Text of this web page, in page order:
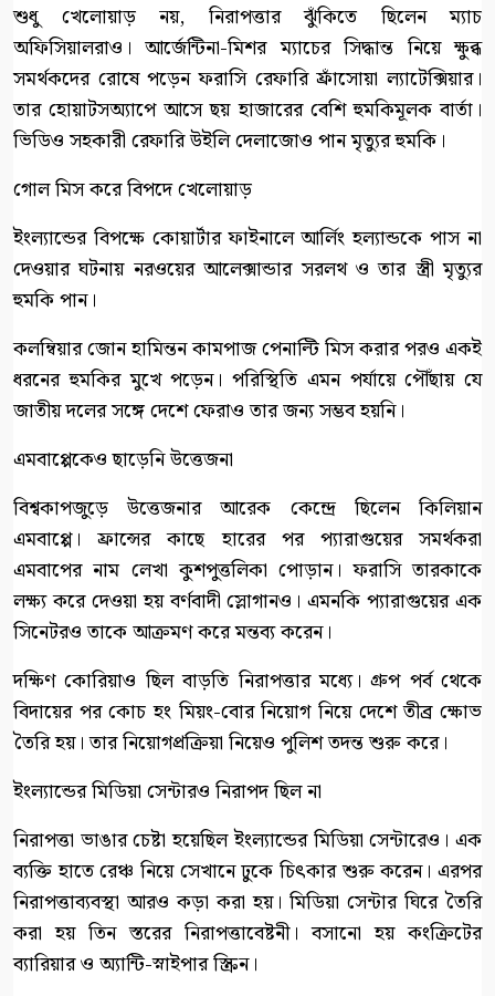
শুধু খেলোয়াড় নয়, নিরাপত্তার ঝুঁকিতে ছিলেন ম্যাচ
অফিসিয়ালরাও। আর্জেন্টিনা-মিশর ম্যাচের সিদ্ধান্ত নিয়ে ক্ষুব্ধ
সমর্থকদের রোষে পড়েন ফরাসি রেফারি ফ্রাঁসোয়া ল্যাটেক্সিয়ার।
তার হোয়াটসঅ্যাপে আসে ছয় হাজারের বেশি হুমকিমূলক বার্তা।
ভিডিও সহকারী রেফারি উইলি দেলাজোও পান মৃত্যুর হুমকি।
গোল মিস করে বিপদে খেলোয়াড়
ইংল্যান্ডের বিপক্ষে কোয়ার্টার ফাইনালে আর্লিং হল্যান্ডকে পাস না
দেওয়ার ঘটনায় নরওয়ের আলেক্সান্ডার সরলথ ও তার স্ত্রী মৃত্যুর
হুমকি পান।
কলম্বিয়ার জোন হামিন্তন কামপাজ পেনাল্টি মিস করার পরও একই
ধরনের হুমকির মুখে পড়েন। পরিস্থিতি এমন পর্যায়ে পৌঁছায় যে
জাতীয় দলের সঙ্গে দেশে ফেরাও তার জন্য সম্ভব হয়নি।
এমবাপ্পেকেও ছাড়েনি উত্তেজনা
বিশ্বকাপজুড়ে উত্তেজনার আরেক কেন্দ্রে ছিলেন কিলিয়ান
এমবাপ্পে। ফ্রান্সের কাছে হারের পর প্যারাগুয়ের সমর্থকরা
এমবাপের নাম লেখা কুশপুত্তলিকা পোড়ান। ফরাসি তারকাকে
লক্ষ্য করে দেওয়া হয় বর্ণবাদী স্লোগানও। এমনকি প্যারাগুয়ের এক
সিনেটরও তাকে আক্রমণ করে মন্তব্য করেন।
দক্ষিণ কোরিয়াও ছিল বাড়তি নিরাপত্তার মধ্যে। গ্রুপ পর্ব থেকে
বিদায়ের পর কোচ হং মিয়ং-বোর নিয়োগ নিয়ে দেশে তীব্র ক্ষোভ
তৈরি হয়। তার নিয়োগপ্রক্রিয়া নিয়েও পুলিশ তদন্ত শুরু করে।
ইংল্যান্ডের মিডিয়া সেন্টারও নিরাপদ ছিল না
নিরাপত্তা ভাঙার চেষ্টা হয়েছিল ইংল্যান্ডের মিডিয়া সেন্টারেও। এক
ব্যক্তি হাতে রেঞ্চ নিয়ে সেখানে ঢুকে চিৎকার শুরু করেন। এরপর
নিরাপত্তাব্যবস্থা আরও কড়া করা হয়। মিডিয়া সেন্টার ঘিরে তৈরি
করা হয় তিন স্তরের নিরাপত্তাবেষ্টনী। বসানো হয় কংক্রিটের
ব্যারিয়ার ও অ্যান্টি-স্নাইপার স্ক্রিন।